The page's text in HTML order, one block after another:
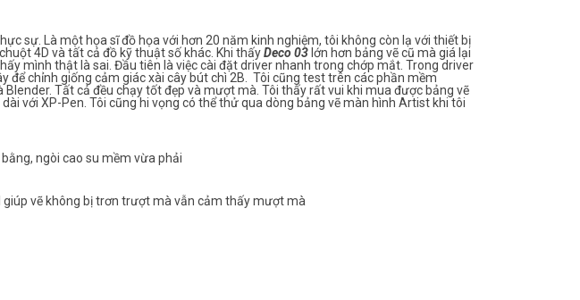
sự. Là một họa sĩ đồ họa với hơn 20 năm kinh nghiệm, tôi không còn lạ với thiết bị
4D và tất cả đồ kỹ thuật số khác. Khi thấyDeco 03lớn hơn bảng vẽ cũ mà giá lại
mình thật là sai. Đầu tiên là việc cài đặt driver nhanh trong chớp mắt. Trong driver
để chỉnh giống cảm giác xài cây bút chì 2B. Tôi cũng test trên các phần mềm
Blender. Tất cả đều chạy tốt đẹp và mượt mà. Tôi thấy rất vui khi mua được bảng vẽ
với XP-Pen. Tôi cũng hi vọng có thể thử qua dòng bảng vẽ màn hình Artist khi tôi
ngòi cao su mềm vừa phải
vẽ không bị trơn trượt mà vẫn cảm thấy mượt mà